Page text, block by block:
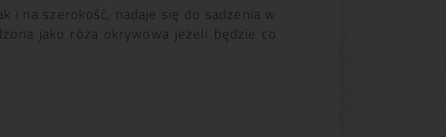
i na szerokość, nadaje się do sadzenia w
jako róża okrywowa jeżeli będzie co